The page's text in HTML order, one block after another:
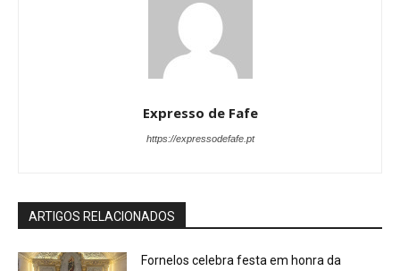
Expresso de Fafe
https://expressodefafe.pt
ARTIGOS RELACIONADOS
Fornelos celebra festa em honra da